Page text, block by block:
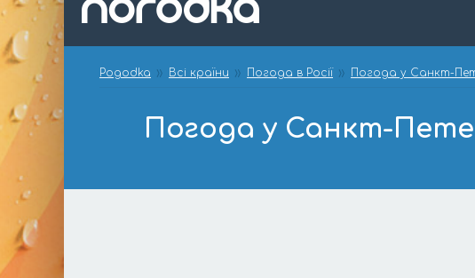
Pogodka Всі країни Погода в Росії Погода у Санкт-
Погода у Санкт-